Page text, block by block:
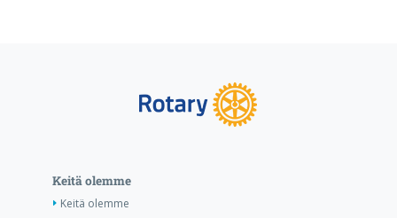
Keitä olemme
Keitä olemme